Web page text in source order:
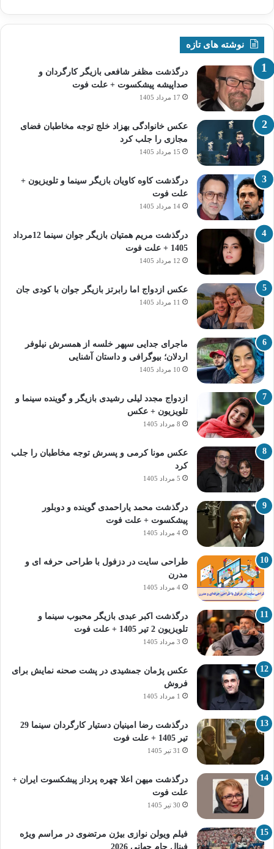
نوشته های تازه
درگذشت مظفر شافعی بازیگر کارگردان و
صداپیشه پیشکسوت + علت فوت
17 مرداد 1405
عکس خانوادگی بهزاد خلج توجه مخاطبان فضای
مجازی را جلب کرد
15 مرداد 1405
درگذشت کاوه کاویان بازیگر سینما و تلویزیون +
علت فوت
14 مرداد 1405
درگذشت مریم همتیان بازیگر جوان سینما 12مرداد
1405 + علت فوت
12 مرداد 1405
عکس ازدواج اما رابرتز بازیگر جوان با کودی جان
11 مرداد 1405
ماجرای جدایی سپهر خلسه از همسرش نیلوفر
اردلان؛ بیوگرافی و داستان آشنایی
10 مرداد 1405
ازدواج مجدد لیلی رشیدی بازیگر و گوینده سینما و
تلویزیون + عکس
8 مرداد 1405
عکس مونا کرمی و پسرش توجه مخاطبان را جلب
کرد
5 مرداد 1405
درگذشت محمد یاراحمدی گوینده و دوبلور
پیشکسوت + علت فوت
4 مرداد 1405
طراحی سایت در دزفول با طراحی حرفه‌ ای و
مدرن
4 مرداد 1405
درگذشت اکبر عبدی بازیگر محبوب سینما و
تلویزیون 2 تیر 1405 + علت فوت
3 مرداد 1405
عکس پژمان جمشیدی در پشت صحنه نمایش برای
فروش
1 مرداد 1405
درگذشت رضا امینیان دستیار کارگردان سینما 29
تیر 1405 + علت فوت
31 تیر 1405
درگذشت میهن اعلا چهره پرداز پیشکسوت ایران +
علت فوت
30 تیر 1405
فیلم ویولن نوازی بیژن مرتضوی در مراسم ویژه
فینال جام جهانی 2026